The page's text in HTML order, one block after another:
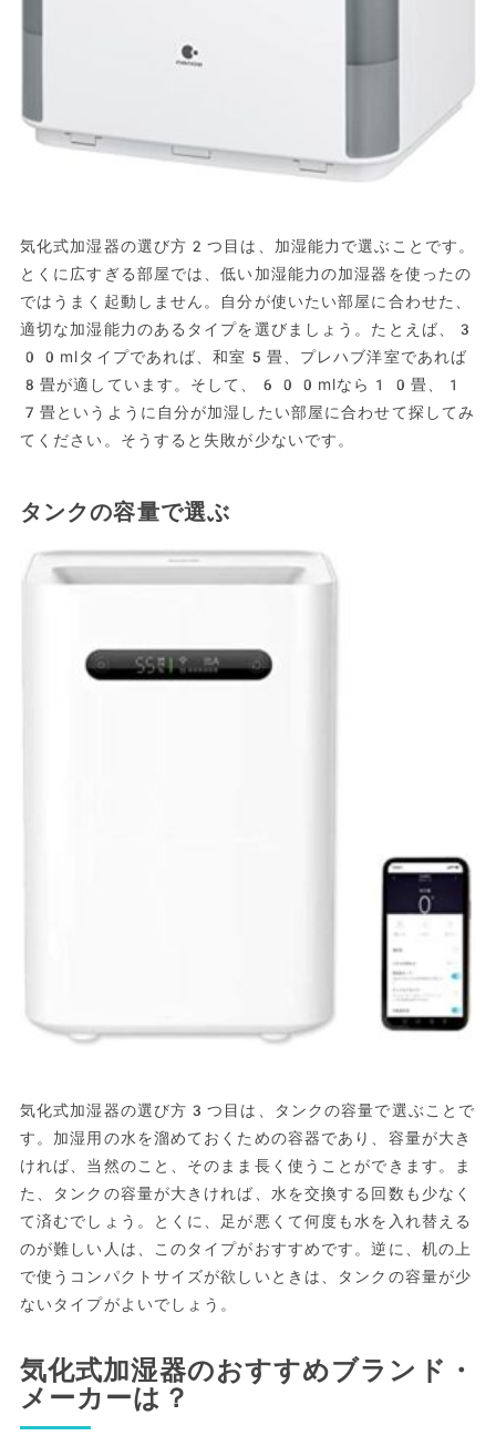
気化式加湿器の選び方2つ目は、加湿能力で選ぶことです。
とくに広すぎる部屋では、低い加湿能力の加湿器を使ったの
ではうまく起動しません。自分が使いたい部屋に合わせた、
適切な加湿能力のあるタイプを選びましょう。たとえば、3
00mlタイプであれば、和室5畳、プレハブ洋室であれば
8畳が適しています。そして、600mlなら10畳、1
7畳というように自分が加湿したい部屋に合わせて探してみ
てください。そうすると失敗が少ないです。
タンクの容量で選ぶ
気化式加湿器の選び方3つ目は、タンクの容量で選ぶことで
す。加湿用の水を溜めておくための容器であり、容量が大き
ければ、当然のこと、そのまま長く使うことができます。ま
た、タンクの容量が大きければ、水を交換する回数も少なく
て済むでしょう。とくに、足が悪くて何度も水を入れ替える
のが難しい人は、このタイプがおすすめです。逆に、机の上
で使うコンパクトサイズが欲しいときは、タンクの容量が少
ないタイプがよいでしょう。
気化式加湿器のおすすめブランド・
メーカーは？